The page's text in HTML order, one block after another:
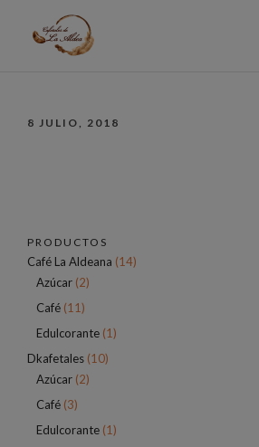
8 JULIO, 2018
PRODUCTOS
Café La Aldeana (14)
Azúcar (2)
Café (11)
Edulcorante (1)
Dkafetales (10)
Azúcar (2)
Café (3)
Edulcorante (1)